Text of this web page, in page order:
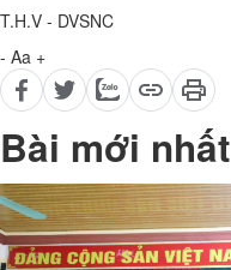
T.H.V - DVSNC
- Aa +
Bài mới nhất